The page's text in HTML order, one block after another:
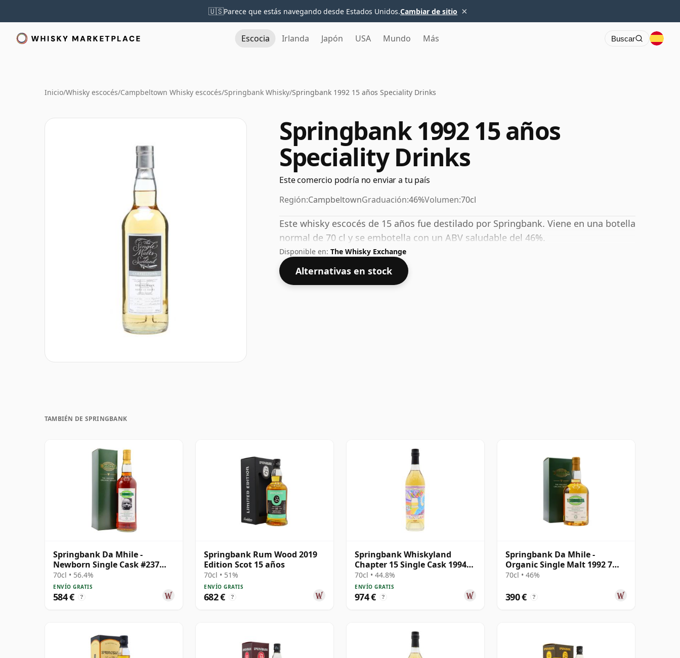
🇺🇸Parece que estás navegando desde Estados Unidos.Cambiar de sitio ×
Escocia Irlanda Japón USA Mundo Más Buscar
Inicio/Whisky escocés/Campbeltown Whisky escocés/Springbank Whisky/Springbank 1992 15 años Speciality Drinks
Springbank 1992 15 años
Speciality Drinks
Este comercio podría no enviar a tu país
Región:CampbeltownGraduación:46%Volumen:70cl
Este whisky escocés de 15 años fue destilado por Springbank. Viene en una botella
normal de 70 cl y se embotella con un ABV saludable del 46%.
Disponible en: The Whisky Exchange
Alternativas en stock
TAMBIÉN DE SPRINGBANK
Springbank Da Mhile -
Newborn Single Cask #237
1992 15 años
70cl • 56.4%
ENVÍO GRATIS
584 € ?
Springbank Rum Wood 2019
Edition Scot 15 años
70cl • 51%
ENVÍO GRATIS
682 € ?
Springbank Whiskyland
Chapter 15 Single Cask 1994
30 años
70cl • 44.8%
ENVÍO GRATIS
974 € ?
Springbank Da Mhile -
Organic Single Malt 1992 7
años
70cl • 46%
390 € ?